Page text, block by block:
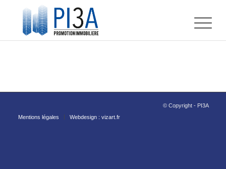
© Copyright - PI3A
Mentions légales
Webdesign : vizart.fr